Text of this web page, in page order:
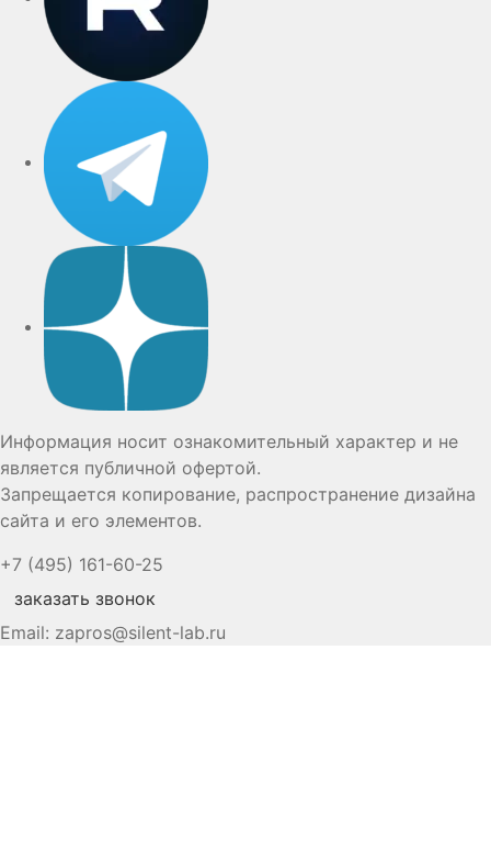
Информация носит ознакомительный характер и не
является публичной офертой.
Запрещается копирование, распространение дизайна
сайта и его элементов.
+7 (495) 161-60-25
заказать звонок
Email: zapros@silent-lab.ru